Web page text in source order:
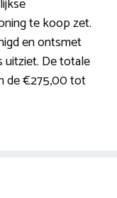
te koop zet.
en ontsmet
uitziet. De totale
de €275,00 tot